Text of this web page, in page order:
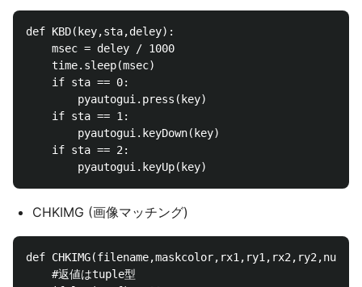
def KBD(key,sta,deley):
    msec = deley / 1000
    time.sleep(msec)
    if sta == 0:
        pyautogui.press(key)
    if sta == 1:
        pyautogui.keyDown(key)
    if sta == 2:
CHKIMG (画像マッチング)
def
    #返値はtuple型